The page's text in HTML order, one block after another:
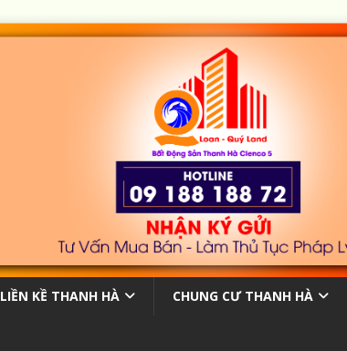
LIỀN KỀ THANH HÀ CHUNG CƯ THANH HÀ